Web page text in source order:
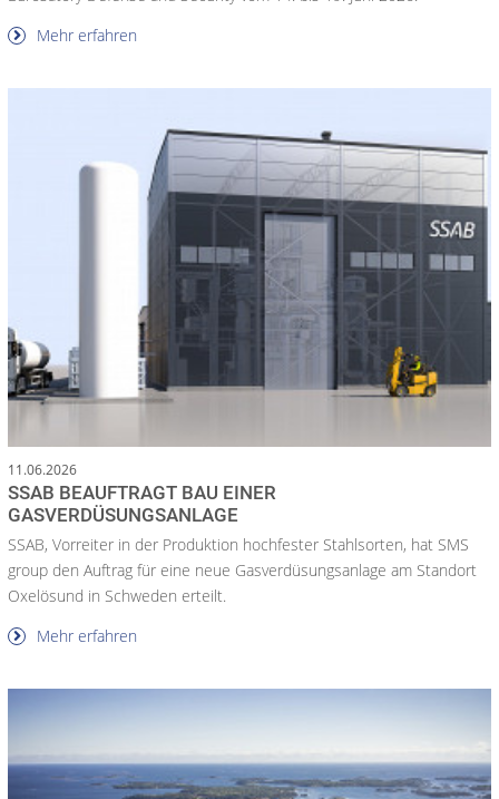
Mehr erfahren
11.06.2026
SSAB BEAUFTRAGT BAU EINER
GASVERDÜSUNGSANLAGE
SSAB, Vorreiter in der Produktion hochfester Stahlsorten, hat SMS
group den Auftrag für eine neue Gasverdüsungsanlage am Standort
Oxelösund in Schweden erteilt.
Mehr erfahren